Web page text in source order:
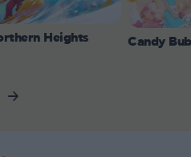
Heights Candy